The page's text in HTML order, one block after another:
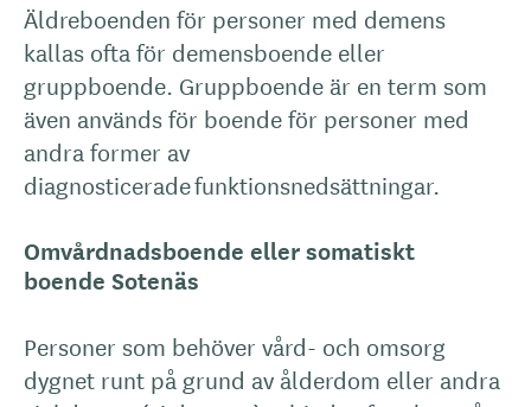
Äldreboenden för personer med demens
kallas ofta för demensboende eller
gruppboende. Gruppboende är en term som
även används för boende för personer med
andra former av
diagnosticerade funktionsnedsättningar.
Omvårdnadsboende eller somatiskt
boende Sotenäs
Personer som behöver vård- och omsorg
dygnet runt på grund av ålderdom eller andra